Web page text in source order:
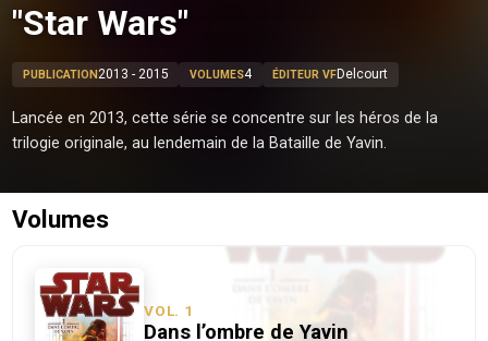
"Star Wars"
PUBLICATION2013 - 2015 VOLUMES4 ÉDITEUR VFDelcourt
Lancée en 2013, cette série se concentre sur les héros de la
trilogie originale, au lendemain de la Bataille de Yavin.
Volumes
VOL. 1
Dans l’ombre de Yavin